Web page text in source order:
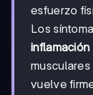
esfuerzo
Los
vuelve